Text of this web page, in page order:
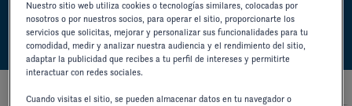
RECURSOS SOBRE MODELOS ANTIGUOS.
Nuestro sitio web utiliza cookies o tecnologías similares, colocadas por
nosotros o por nuestros socios, para operar el sitio, proporcionarte los
servicios que solicitas, mejorar y personalizar sus funcionalidades para tu
comodidad, medir y analizar nuestra audiencia y el rendimiento del sitio,
adaptar la publicidad que recibes a tu perfil de intereses y permitirte
interactuar con redes sociales.
Cuando visitas el sitio, se pueden almacenar datos en tu navegador o